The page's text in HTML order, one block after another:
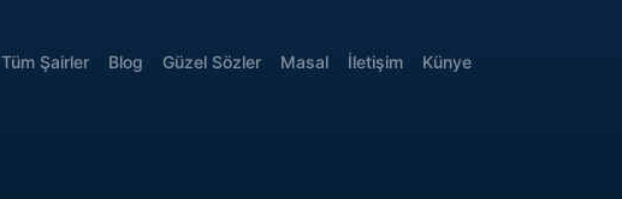
Tüm Şairler Blog Güzel Sözler Masal İletişim Künye